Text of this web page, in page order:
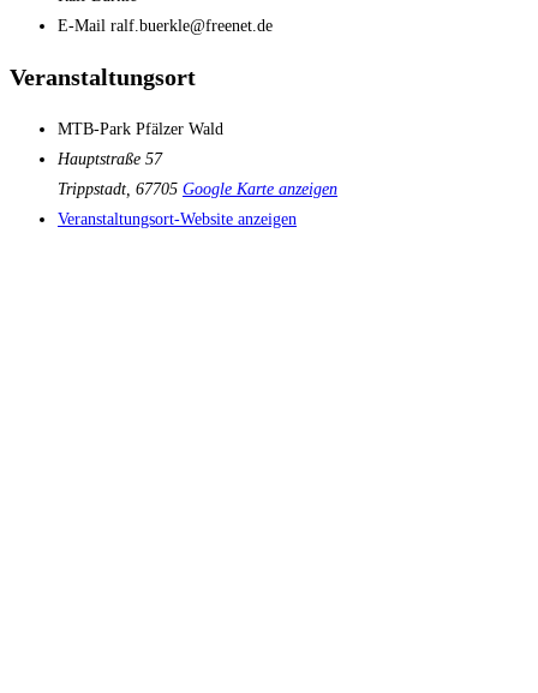
E-Mail ralf.buerkle@freenet.de
Veranstaltungsort
MTB-Park Pfälzer Wald
Hauptstraße 57
Trippstadt 67705 Google Karte anzeigen
Veranstaltungsort-Website anzeigen